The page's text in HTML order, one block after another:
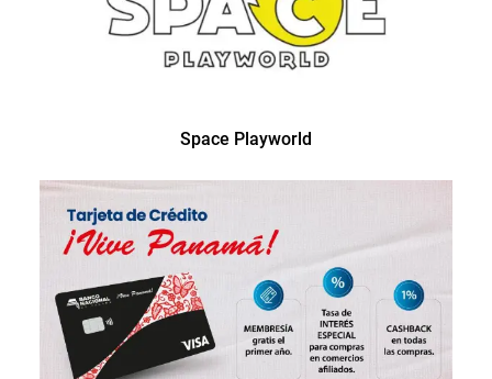
Space Playworld